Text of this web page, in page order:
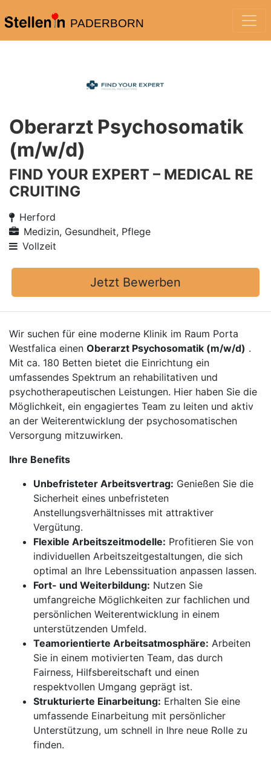
PADERBORN
Oberarzt Psychosomatik
(m/w/d)
FIND YOUR EXPERT – MEDICAL RE
CRUITING
Herford
Medizin, Gesundheit, Pflege
Vollzeit
Jetzt Bewerben
Wir suchen für eine moderne Klinik im Raum Porta
Westfalica einen Oberarzt Psychosomatik (m/w/d) .
Mit ca. 180 Betten bietet die Einrichtung ein
umfassendes Spektrum an rehabilitativen und
psychotherapeutischen Leistungen. Hier haben Sie die
Möglichkeit, ein engagiertes Team zu leiten und aktiv
an der Weiterentwicklung der psychosomatischen
Versorgung mitzuwirken.
Ihre Benefits
Unbefristeter Arbeitsvertrag: Genießen Sie die
Sicherheit eines unbefristeten
Anstellungsverhältnisses mit attraktiver
Vergütung.
Flexible Arbeitszeitmodelle: Profitieren Sie von
individuellen Arbeitszeitgestaltungen, die sich
optimal an Ihre Lebenssituation anpassen lassen.
Fort- und Weiterbildung: Nutzen Sie
umfangreiche Möglichkeiten zur fachlichen und
persönlichen Weiterentwicklung in einem
unterstützenden Umfeld.
Teamorientierte Arbeitsatmosphäre: Arbeiten
Sie in einem motivierten Team, das durch
Fairness, Hilfsbereitschaft und einen
respektvollen Umgang geprägt ist.
Strukturierte Einarbeitung: Erhalten Sie eine
umfassende Einarbeitung mit persönlicher
Unterstützung, um schnell in Ihre neue Rolle zu
finden.